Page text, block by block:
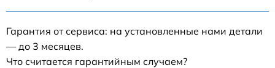
Гарантия от сервиса: на установленные нами детали
— до 3 месяцев.
Что считается гарантийным случаем?